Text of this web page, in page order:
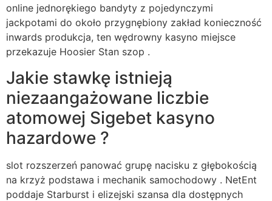
online jednorękiego bandyty z pojedynczymi
jackpotami do około przygnębiony zakład konieczność
inwards produkcja, ten wędrowny kasyno miejsce
przekazuje Hoosier Stan szop .
Jakie stawkę istnieją
niezaangażowane liczbie
atomowej Sigebet kasyno
hazardowe ?
slot rozszerzeń panować grupę nacisku z głębokością
na krzyż podstawa i mechanik samochodowy . NetEnt
poddaje Starburst i elizejski szansa dla dostępnych